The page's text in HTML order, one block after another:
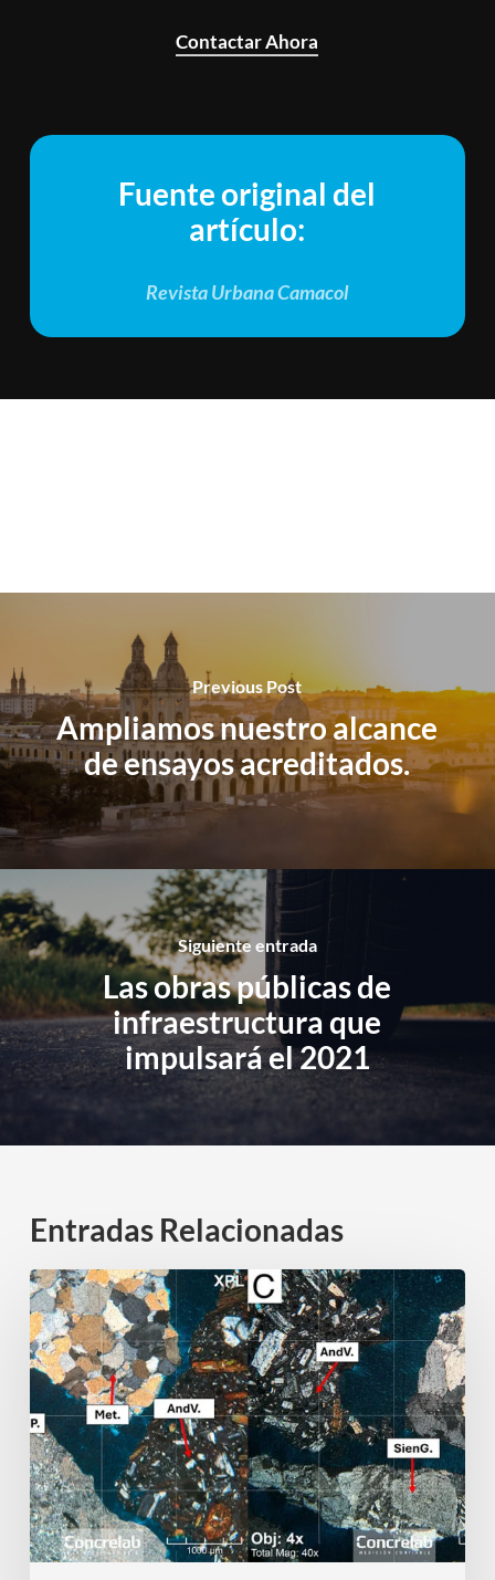
Contactar Ahora
Fuente original del
artículo:
Revista Urbana Camacol
Previous Post
Ampliamos nuestro alcance
de ensayos acreditados.
Siguiente entrada
Las obras públicas de
infraestructura que
impulsará el 2021
Entradas Relacionadas
INSPECCIÓN
PETROGRÁFICA
DE
AGREGADOS
(ASTM
C
295):
EL
«ADN»
QUE